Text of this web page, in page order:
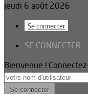
jeudi 6 août 2026
Se connecter
SE CONNECTER
Bienvenue !